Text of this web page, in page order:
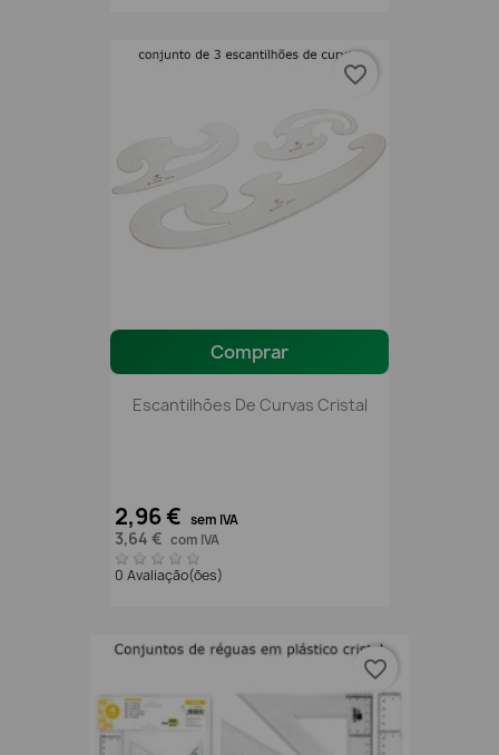
Comprar
Escantilhões De Curvas Cristal
2,96 € sem IVA
3,64 € com IVA
0 Avaliação(ões)
favorite_border
favorite_border